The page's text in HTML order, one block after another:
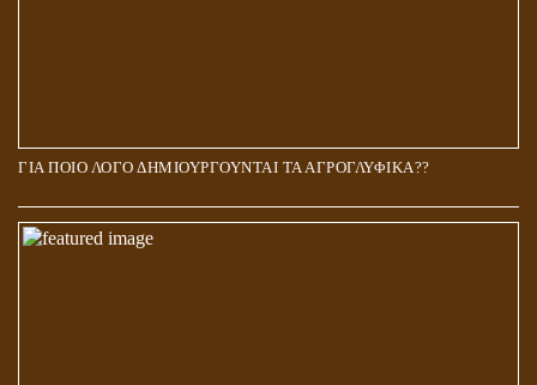
ΓΙΑ ΠΟΙΟ ΛΟΓΟ ΔΗΜΙΟΥΡΓΟΥΝΤΑΙ ΤΑ ΑΓΡΟΓΛΥΦΙΚΑ??